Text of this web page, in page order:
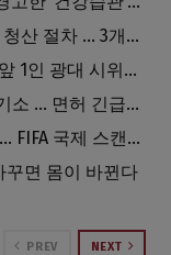
[단독] 김원석 회사 4곳 줄줄이 챕터7 청산 절차 … 3개 법인 같은 날 동시 파산 신청
[화제] “내 돈 갚아라” 김원석씨 자택 앞 1인 광대 시위 … 한인 투자사, “108만 달러 못받아”
한인 한의사, 환자 성추행·폭행 혐의 기소 … 면허 긴급정지
심판 성접대 7경기서 한국 축구 무패 … FIFA 국제 스캔들 번지나
꾸면 몸이 바뀐다
PREV NEXT